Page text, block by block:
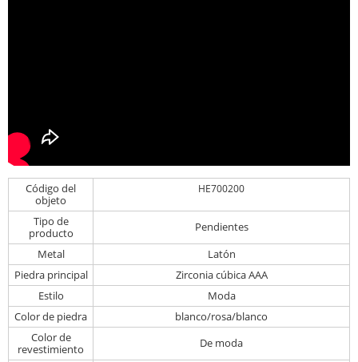
Código del
objeto
HE700200
Tipo de
producto
Pendientes
Metal
Latón
Piedra principal
Zirconia cúbica AAA
Estilo
Moda
Color de piedra
blanco/rosa/blanco
Color de
revestimiento
De moda